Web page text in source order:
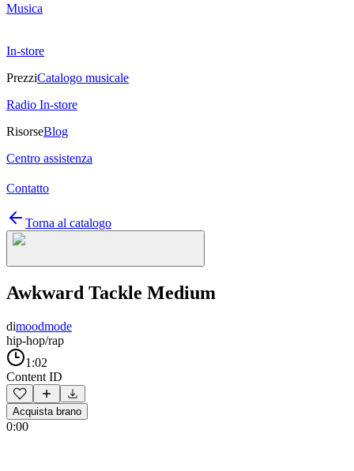
Musica
In-store
PrezziCatalogo musicale
Radio In-store
RisorseBlog
Centro assistenza
Contatto
Torna al catalogo
Awkward Tackle Medium
dimoodmode
hip-hop/rap
1:02
Content ID
Acquista brano
0:00